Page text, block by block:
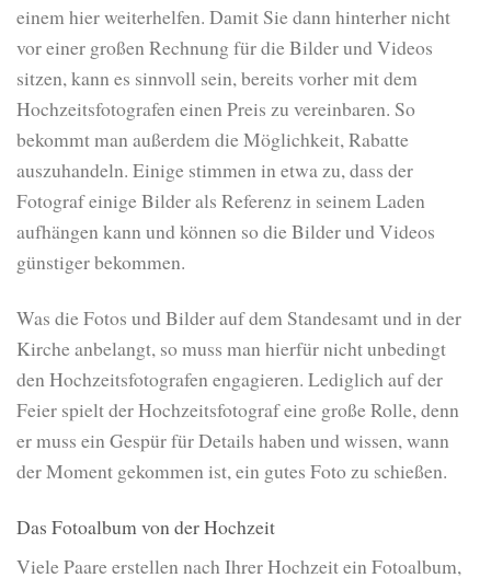
einem hier weiterhelfen. Damit Sie dann hinterher nicht
vor einer großen Rechnung für die Bilder und Videos
sitzen, kann es sinnvoll sein, bereits vorher mit dem
Hochzeitsfotografen einen Preis zu vereinbaren. So
bekommt man außerdem die Möglichkeit, Rabatte
auszuhandeln. Einige stimmen in etwa zu, dass der
Fotograf einige Bilder als Referenz in seinem Laden
aufhängen kann und können so die Bilder und Videos
günstiger bekommen.
Was die Fotos und Bilder auf dem Standesamt und in der
Kirche anbelangt, so muss man hierfür nicht unbedingt
den Hochzeitsfotografen engagieren. Lediglich auf der
Feier spielt der Hochzeitsfotograf eine große Rolle, denn
er muss ein Gespür für Details haben und wissen, wann
der Moment gekommen ist, ein gutes Foto zu schießen.
Das Fotoalbum von der Hochzeit
Viele Paare erstellen nach Ihrer Hochzeit ein Fotoalbum,